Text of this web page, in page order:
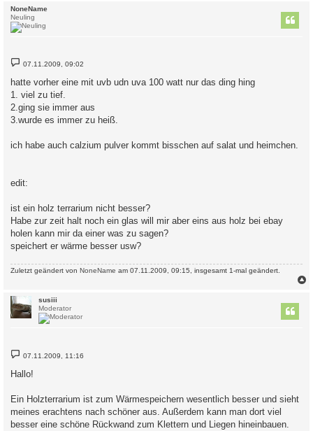
NoneName
Neuling
B
e
i
t
r
a
g
07.11.2009, 09:02
hatte vorher eine mit uvb udn uva 100 watt nur das ding hing
1. viel zu tief.
2.ging sie immer aus
3.wurde es immer zu heiß.
ich habe auch calzium pulver kommt bisschen auf salat und heimchen.
edit:
ist ein holz terrarium nicht besser?
Habe zur zeit halt noch ein glas will mir aber eins aus holz bei ebay
holen kann mir da einer was zu sagen?
speichert er wärme besser usw?
Zuletzt geändert von NoneName am 07.11.2009, 09:15, insgesamt 1-mal geändert.
susiii
Moderator
B
e
i
t
g
07.11.2009, 11:16
Hallo!
Ein Holzterrarium ist zum Wärmespeichern wesentlich besser und sieht
meines erachtens nach schöner aus. Außerdem kann man dort viel
besser eine schöne Rückwand zum Klettern und Liegen hineinbauen.